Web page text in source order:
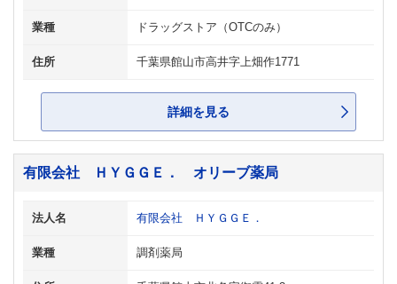
業種 ドラッグストア（OTCのみ）
住所 千葉県館山市高井字上畑作1771
詳細を見る
有限会社 ＨＹＧＧＥ． オリーブ薬局
法人名 有限会社 ＨＹＧＧＥ．
業種 調剤薬局